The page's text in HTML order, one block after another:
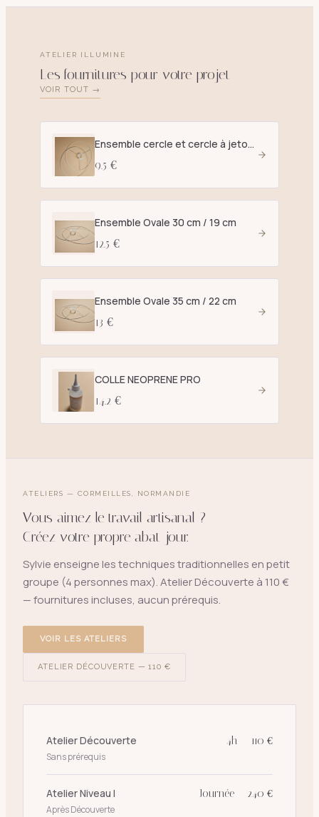
ATELIER ILLUMINE
Les fournitures pour votre projet
VOIR TOUT →
Ensemble cercle et cercle à jetons D. 25 cm blanc - E27
9.5 €
Ensemble Ovale 30 cm / 19 cm
12.5 €
Ensemble Ovale 35 cm / 22 cm
13 €
COLLE NEOPRENE PRO
14.2 €
ATELIERS — CORMEILLES, NORMANDIE
Vous aimez le travail artisanal ?
Créez votre propre abat-jour.
Sylvie enseigne les techniques traditionnelles en petit
groupe (4 personnes max). Atelier Découverte à 110 €
— fournitures incluses, aucun prérequis.
VOIR LES ATELIERS
ATELIER DÉCOUVERTE — 110 €
Atelier Découverte
Sans prérequis
4h — 110 €
Atelier Niveau I
Après Découverte
Journée — 240 €